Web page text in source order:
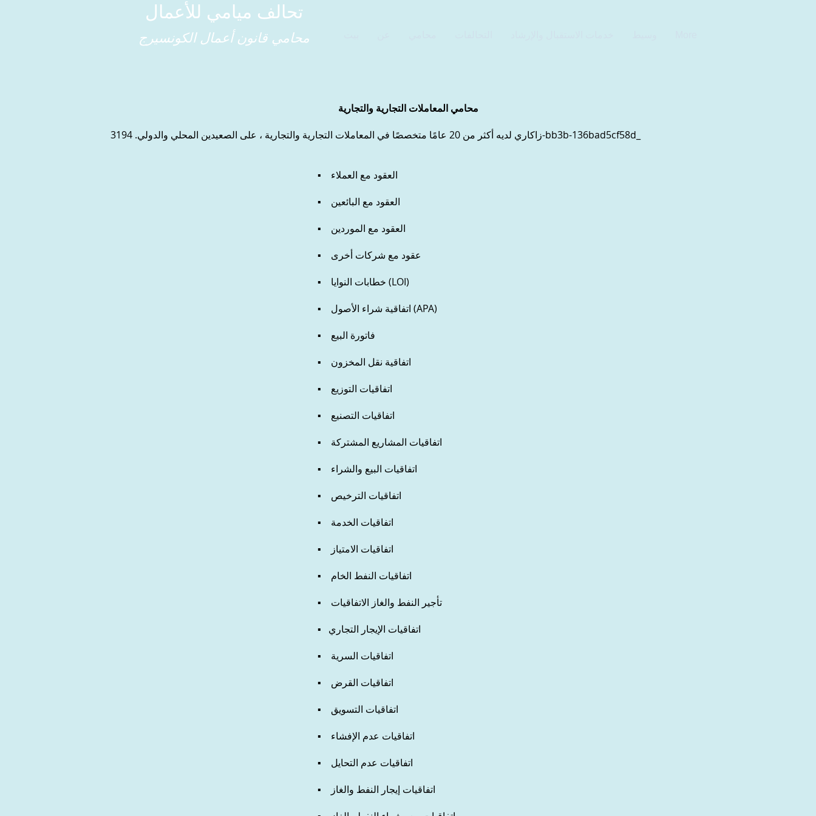
تحالف ميامي للأعمال
محامي قانون أعمال الكونسيرج
محامي المعاملات التجارية والتجارية
زاكاري لديه أكثر من 20 عامًا متخصصًا في المعاملات التجارية والتجارية ، على الصعيدين المحلي والدولي. 3194-bb3b-136bad5cf58d_
▪ العقود مع العملاء
▪ العقود مع البائعين
▪ العقود مع الموردين
▪ عقود مع شركات أخرى
▪ خطابات النوايا (LOI)
▪ اتفاقية شراء الأصول (APA)
▪ فاتورة البيع
▪ اتفاقية نقل المخزون
▪ اتفاقيات التوزيع
▪ اتفاقيات التصنيع
▪ اتفاقيات المشاريع المشتركة
▪ اتفاقيات البيع والشراء
▪ اتفاقيات الترخيص
▪ اتفاقيات الخدمة
▪ اتفاقيات الامتياز
▪ اتفاقيات النفط الخام
▪ تأجير النفط والغاز الاتفاقيات
▪ اتفاقيات الإيجار التجاري
▪ اتفاقيات السرية
▪ اتفاقيات القرض
▪ اتفاقيات التسويق
▪ اتفاقيات عدم الإفشاء
▪ اتفاقيات عدم التحايل
▪ اتفاقيات إيجار النفط والغاز